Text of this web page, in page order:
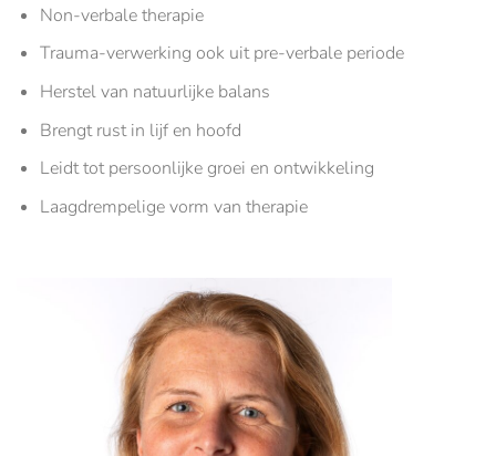
Non-verbale therapie
Trauma-verwerking ook uit pre-verbale periode
Herstel van natuurlijke balans
Brengt rust in lijf en hoofd
Leidt tot persoonlijke groei en ontwikkeling
Laagdrempelige vorm van therapie